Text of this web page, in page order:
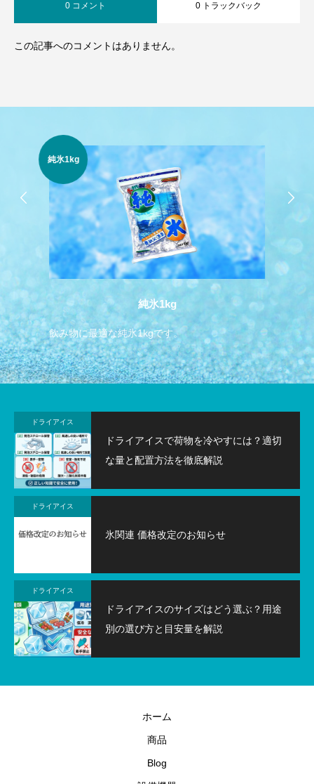
0 コメント 0 トラックバック
この記事へのコメントはありません。
純氷1kg
純氷1kg
飲み物に最適な純氷1kgです。 か
ドライアイス
ドライアイスで荷物を冷やすには？適切
な量と配置方法を徹底解説
ドライアイス
氷関連 価格改定のお知らせ
ドライアイス
ドライアイスのサイズはどう選ぶ？用途
別の選び方と目安量を解説
ホーム
商品
Blog